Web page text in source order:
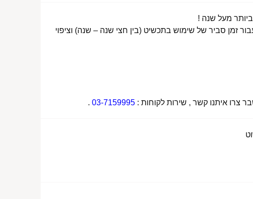
זמן סביר של שימוש בתכשיט (בין חצי שנה – שנה) וציפוי
צרו איתנו קשר , שירות לקוחות : 03-7159995
.